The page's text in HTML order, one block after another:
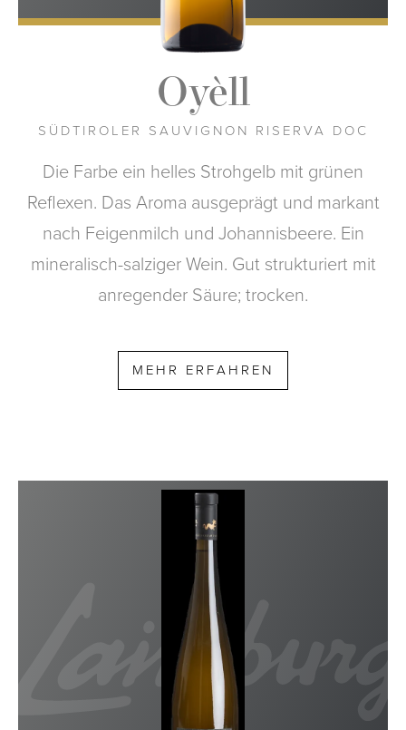
Oyèll
SÜDTIROLER SAUVIGNON RISERVA DOC
Die Farbe ein helles Strohgelb mit grünen
Reflexen. Das Aroma ausgeprägt und markant
nach Feigenmilch und Johannisbeere. Ein
mineralisch-salziger Wein. Gut strukturiert mit
anregender Säure; trocken.
MEHR ERFAHREN